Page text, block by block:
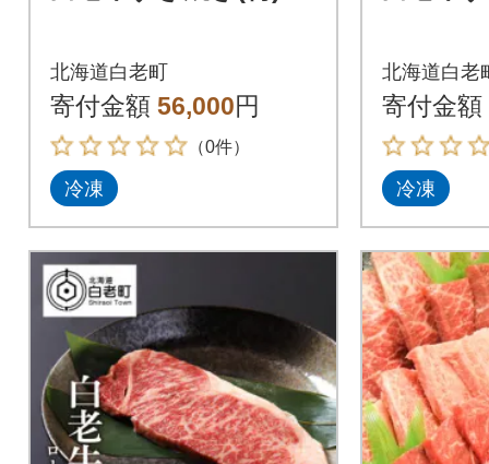
北海道白老町
寄付金額 56,000円
（0件）
冷凍
北海道白老
寄付金額
冷凍